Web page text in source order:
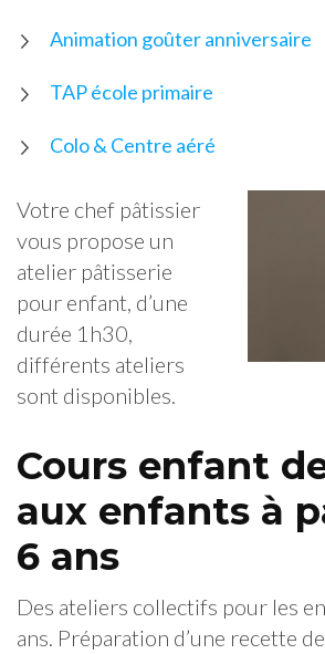
Animation goûter anniversaire
TAP école primaire
Colo & Centre aéré
Votre chef pâtissier
vous propose un
atelier pâtisserie
pour enfant, d’une
durée 1h30,
différents ateliers
sont disponibles.
Cours enfant
aux enfants à
6 ans
Des ateliers collectifs pour les
ans. Préparation d’une recette